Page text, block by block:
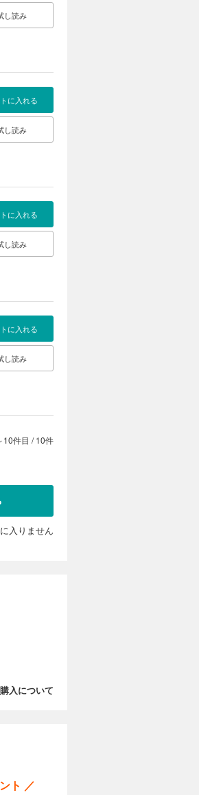
し読み
に入れる
し読み
に入れる
し読み
に入れる
し読み
10件目 /10件
入りません
入について
ト ／